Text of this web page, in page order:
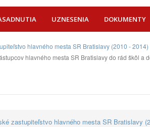
UZNESENIA DOKUMENTY
hlavného mesta SR Bratislavy (2010 -
hlavného mesta SR Bratislavy do rád škôl
zastupiteľstvo hlavného mesta SR Bratislavy